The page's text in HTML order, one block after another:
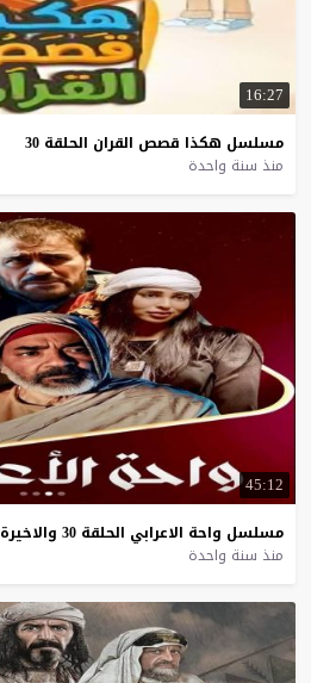
16:27
مسلسل هكذا قصص القران الحلقة 30
منذ سنة واحدة
45:12
مسلسل واحة الاعرابي الحلقة 30 والاخيرة
منذ سنة واحدة